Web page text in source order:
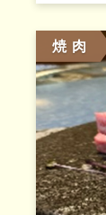
焼 肉